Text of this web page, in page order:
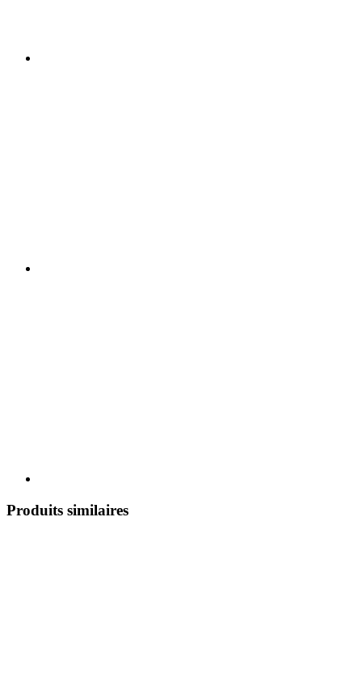
Produits similaires